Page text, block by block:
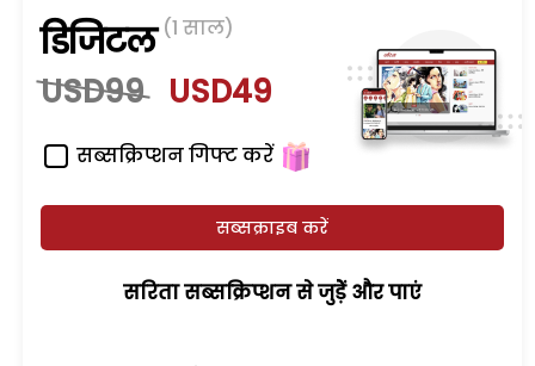
डिजिटल (1 साल)
USD99 USD49
सब्सक्रिप्शन गिफ्ट करें
सब्सक्राइब करें
सरिता सब्सक्रिप्शन से जुड़ेें और पाएं